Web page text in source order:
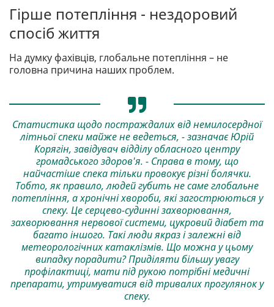
Гірше потепління - нездоровий
спосіб життя
На думку фахівців, глобальне потепління – не
головна причина наших проблем.
Статистика щодо постраждалих від немилосердної
літньої спеки майже не ведеться, - зазначає Юрій
Корягін, завідувач відділу обласного центру
громадського здоров'я. - Справа в тому, що
найчастіше спека тільки провокує різні болячки.
Тобто, як правило, людей губить не саме глобальне
потепління, а хронічні хвороби, які загострюються у
спеку. Це серцево-судинні захворювання,
захворювання нервової системи, цукровий діабет та
багато іншого. Такі люди якраз і залежні від
метеорологічних катаклізмів. Що можна у цьому
випадку порадити? Приділяти більшу увагу
профілактиці, мати під рукою потрібні медичні
препарати, утримуватися від тривалих прогулянок у
спеку.